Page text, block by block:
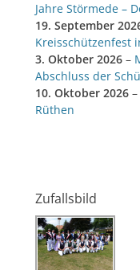
Jahre Störmede –
19. September
Kreisschützenfest
3. Oktober 2026 –
Abschluss der
10. Oktober 2026 –
Rüthen
Zufallsbild